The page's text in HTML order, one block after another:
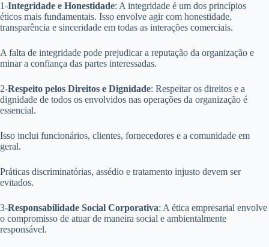
1-Integridade e Honestidade: A integridade é um dos princípios
éticos mais fundamentais. Isso envolve agir com honestidade,
transparência e sinceridade em todas as interações comerciais.
A falta de integridade pode prejudicar a reputação da organização e
minar a confiança das partes interessadas.
2-Respeito pelos Direitos e Dignidade: Respeitar os direitos e a
dignidade de todos os envolvidos nas operações da organização é
essencial.
Isso inclui funcionários, clientes, fornecedores e a comunidade em
geral.
Práticas discriminatórias, assédio e tratamento injusto devem ser
evitados.
3-Responsabilidade Social Corporativa: A ética empresarial envolve
o compromisso de atuar de maneira social e ambientalmente
responsável.